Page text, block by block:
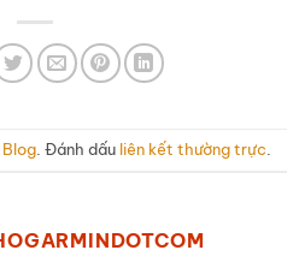
Blog . Đánh dấu liên kết thường trực